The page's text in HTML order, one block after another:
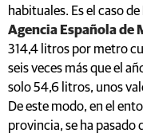
habituales. Es el caso de
Agencia Española
314,4 litros por metro
seis veces más que el
solo 54,6 litros, unos
De este modo, en el
provincia, se ha pasado